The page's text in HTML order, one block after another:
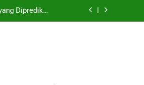
Diprediksi
Akses
Aksi